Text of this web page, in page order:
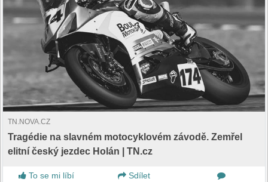
TN.NOVA.CZ
Tragédie na slavném motocyklovém závodě. Zemřel
elitní český jezdec Holán | TN.cz
To se mi líbí
Sdílet